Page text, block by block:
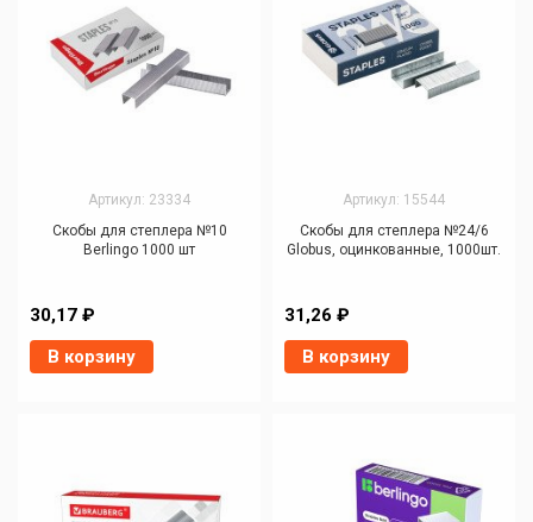
Артикул: 23334
Скобы для степлера №10
Berlingo 1000 шт
30,17 ₽
В корзину
Артикул: 15544
Скобы для степлера №24/6
Globus, оцинкованные, 1000шт.
31,26 ₽
В корзину